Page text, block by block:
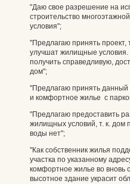
"Даю свое разрешение на
строительство
условия";
"Предлагаю принять проект,
улучшат жилищные условия.
получить справедливую,
дом";
"Предлагаю принять данный
и комфортное жилье с
"Предлагаю предоставить
жилищных условий, т. к. дом
воды нет";
"Как собственник жилья
участка по указанному
комфортное жилье во вновь
высотное здание украсит